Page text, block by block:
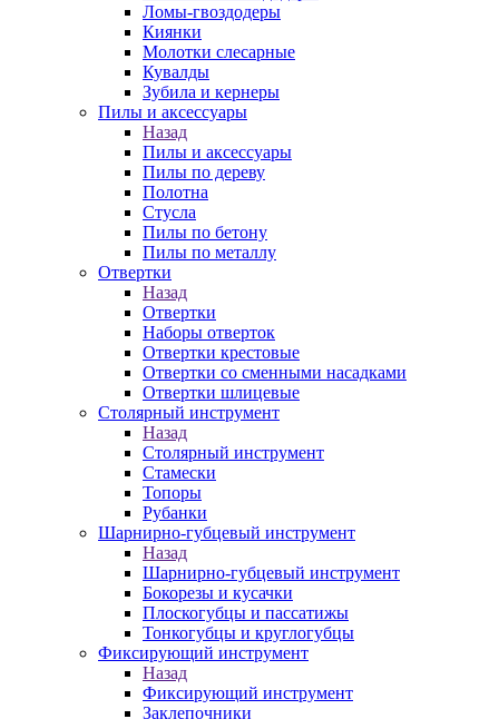
Ломы-гвоздодеры
Киянки
Молотки слесарные
Кувалды
Зубила и кернеры
Пилы и аксессуары
Назад
Пилы и аксессуары
Пилы по дереву
Полотна
Стусла
Пилы по бетону
Пилы по металлу
Отвертки
Назад
Отвертки
Наборы отверток
Отвертки крестовые
Отвертки со сменными насадками
Отвертки шлицевые
Столярный инструмент
Назад
Столярный инструмент
Стамески
Топоры
Рубанки
Шарнирно-губцевый инструмент
Назад
Шарнирно-губцевый инструмент
Бокорезы и кусачки
Плоскогубцы и пассатижы
Тонкогубцы и круглогубцы
Фиксирующий инструмент
Назад
Фиксирующий инструмент
Заклепочники